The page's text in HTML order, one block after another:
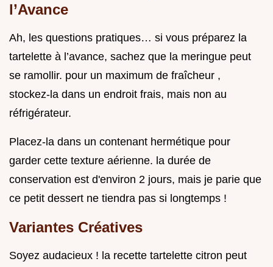
l’Avance
Ah, les questions pratiques… si vous préparez la
tartelette à l’avance, sachez que la meringue peut
se ramollir. pour un maximum de fraîcheur ,
stockez-la dans un endroit frais, mais non au
réfrigérateur.
Placez-la dans un contenant hermétique pour
garder cette texture aérienne. la durée de
conservation est d'environ 2 jours, mais je parie que
ce petit dessert ne tiendra pas si longtemps !
Variantes Créatives
Soyez audacieux ! la recette tartelette citron peut